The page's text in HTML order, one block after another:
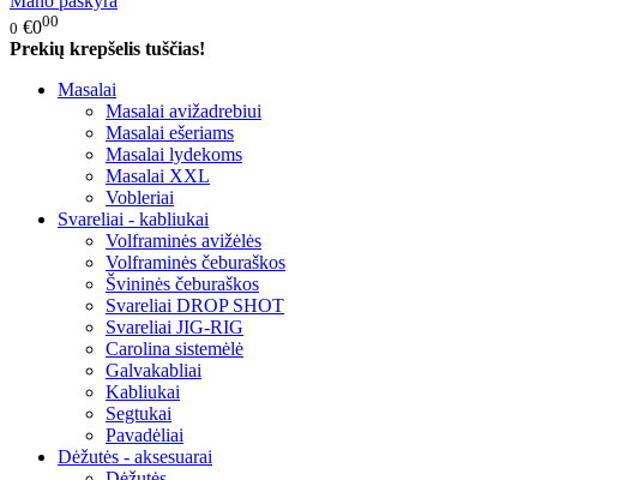
0 €000
Prekių krepšelis tuščias!
Masalai
Masalai avižadrebiui
Masalai ešeriams
Masalai lydekoms
Masalai XXL
Vobleriai
Svareliai - kabliukai
Volframinės avižėlės
Volframinės čeburaškos
Švininės čeburaškos
Svareliai DROP SHOT
Svareliai JIG-RIG
Carolina sistemėlė
Galvakabliai
Kabliukai
Segtukai
Pavadėliai
Dėžutės - aksesuarai